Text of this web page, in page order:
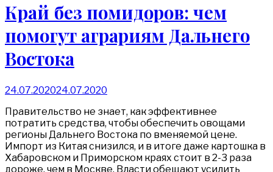
Край без помидоров: чем
помогут аграриям Дальнего
Востока
24.07.202024.07.2020
Правительство не знает, как эффективнее
потратить средства, чтобы обеспечить овощами
регионы Дальнего Востока по вменяемой цене.
Импорт из Китая снизился, и в итоге даже картошка в
Хабаровском и Приморском краях стоит в 2-3 раза
дороже, чем в Москве. Власти обещают усилить